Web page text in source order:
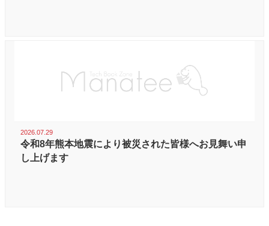
2026.07.29
令和8年熊本地震により被災された皆様へお見舞い申
し上げます